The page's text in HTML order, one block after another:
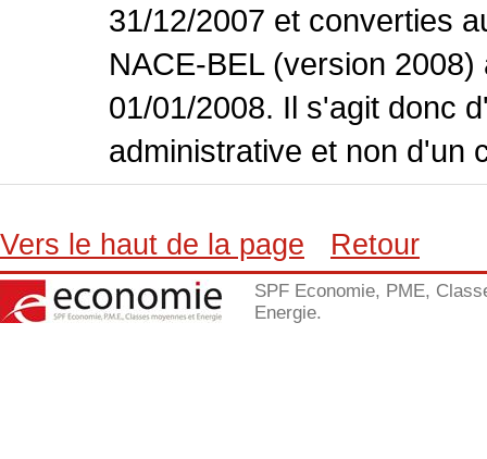
31/12/2007 et converties
NACE-BEL (version
01/01/2008. Il s'agit donc
administrative et non d'un
Vers le haut de la page Retour
SPF Economie, PME,
Energie.